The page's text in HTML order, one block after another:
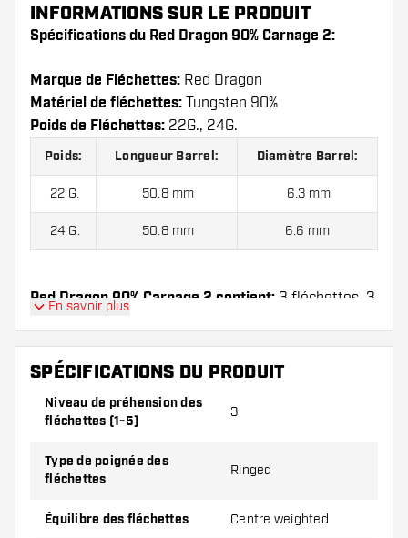
INFORMATIONS SUR LE PRODUIT
Spécifications du Red Dragon 90% Carnage 2:
Marque de Fléchettes: Red Dragon
Matériel de fléchettes: Tungsten 90%
Poids de Fléchettes: 22G., 24G.
Poids: Longueur Barrel: Diamètre Barrel:
22 G. 50.8 mm 6.3 mm
24 G. 50.8 mm 6.6 mm
Red Dragon 90% Carnage 2 contient: 3 fléchettes, 3
En savoir plus
SPÉCIFICATIONS DU PRODUIT
Niveau de préhension des
fléchettes (1-5)
3
Type de poignée des
fléchettes
Ringed
Équilibre des fléchettes Centre weighted